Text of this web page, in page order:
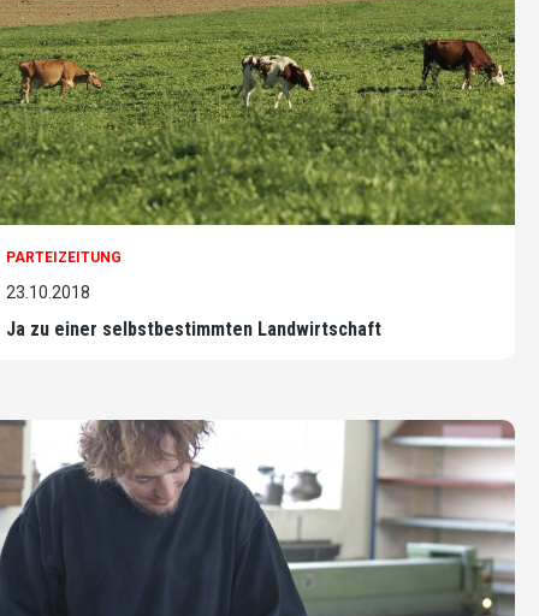
PARTEIZEITUNG
23.10.2018
Ja zu einer selbstbestimmten Landwirtschaft